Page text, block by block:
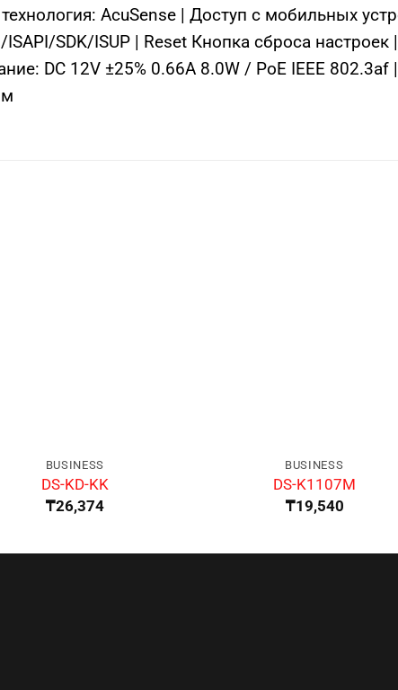
AcuSense | Доступ с мобильных
SDK/ISUP | Reset Кнопка сброса
DC 12V ±25% 0.66A 8.0W / PoE IEEE 802.3af
BUSINESS
DS-KD-KK
₸26,374
BUSINESS
DS-K1107M
₸19,540